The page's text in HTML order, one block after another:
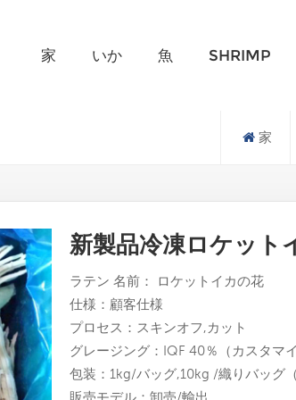
家 いか 魚 SHRIMP
家
新製品冷凍ロケット
ラテン 名前：
ロケットイカの花
仕様：顧客仕様
プロセス：スキンオフ,カット
グレージング：IQF 40％（カスタマイ
包装：1kg/バッグ,10kg /織りバッグ
販売モデル：卸売/輸出